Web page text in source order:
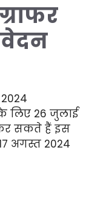
लिए 26 जुलाई
सकते हैं इस
अगस्त 2024